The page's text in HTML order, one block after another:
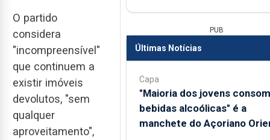
O partido
considera
"incompreensível"
que continuem a
existir imóveis
devolutos, "sem
qualquer
aproveitamento",
PUB
Últimas Notícias
Capa
"Maioria dos jovens
bebidas alcoólicas" é a
manchete do Açoriano